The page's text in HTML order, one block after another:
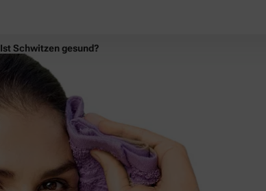
Ist Schwitzen gesund?